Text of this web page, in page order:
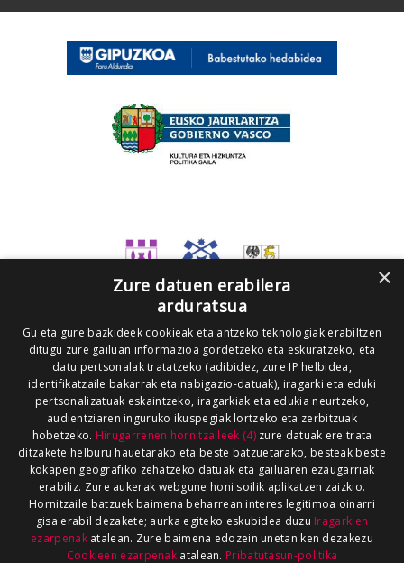
×
Zure datuen erabilera
arduratsua
Gu eta gure bazkideek cookieak eta antzeko teknologiak erabiltzen
ditugu zure gailuan informazioa gordetzeko eta eskuratzeko, eta
datu pertsonalak tratatzeko (adibidez, zure IP helbidea,
identifikatzaile bakarrak eta nabigazio-datuak), iragarki eta eduki
pertsonalizatuak eskaintzeko, iragarkiak eta edukia neurtzeko,
audientziaren inguruko ikuspegiak lortzeko eta zerbitzuak
hobetzeko. Hirugarrenen hornitzaileek (4)zure datuak ere trata
ditzakete helburu hauetarako eta beste batzuetarako, besteak beste
kokapen geografiko zehatzeko datuak eta gailuaren ezaugarriak
erabiliz. Zure aukerak webgune honi soilik aplikatzen zaizkio.
Hornitzaile batzuek baimena beharrean interes legitimoa oinarri
gisa erabil dezakete; aurka egiteko eskubidea duzu Iragarkien
ezarpenakatalean. Zure baimena edozein unetan ken dezakezu
Cookieen ezarpenak atalean. Pribatutasun-politika